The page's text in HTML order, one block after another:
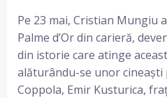
Pe 23 mai, Cristian Mungiu
Palme d’Or din carieră,
din istorie care atinge
alăturându-se unor cineaști
Coppola, Emir Kusturica,